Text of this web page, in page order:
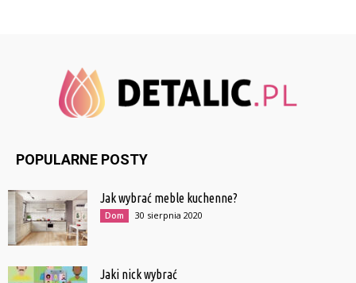
POPULARNE POSTY
Jak wybrać meble kuchenne?
Dom 30 sierpnia 2020
Jaki nick wybrać